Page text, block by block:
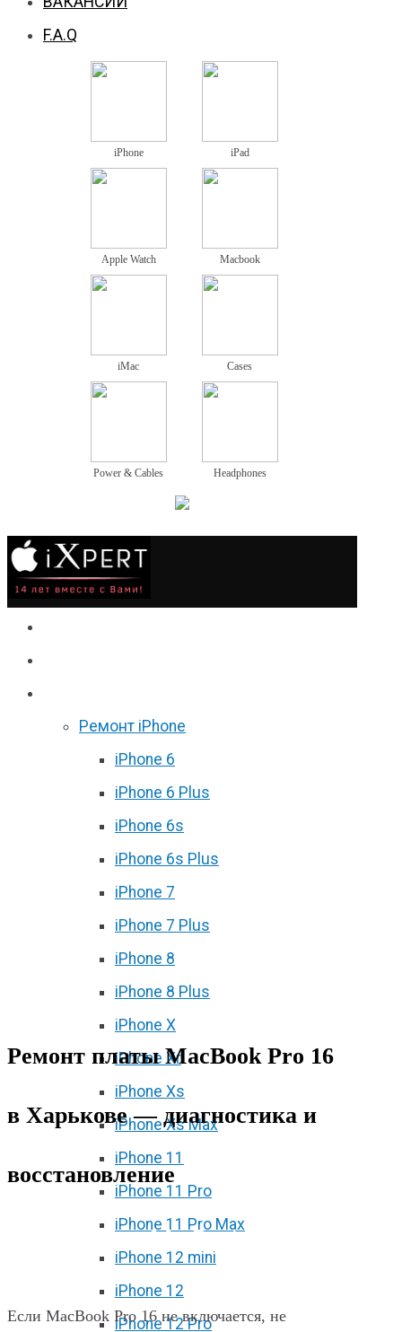
F.A.Q
iPhone iPad
Apple Watch Macbook
iMac Cases
Power & Cables Headphones
Ремонт iPhone
iPhone 6
iPhone 6 Plus
iPhone 6s
iPhone 6s Plus
iPhone 7
iPhone 7 Plus
iPhone 8
iPhone 8 Plus
iPhone X
iPhone Xr
iPhone Xs
iPhone Xs Max
iPhone 11
iPhone 11 Pro
iPhone 11 Pro Max
iPhone 12 mini
iPhone 12
iPhone 12 Pro
Ремонт платы MacBook Pro 16
в Харькове — диагностика и
восстановление
Ремонт платы MacBook Pro 16 в
Харькове
Если MacBook Pro 16 не включается, не